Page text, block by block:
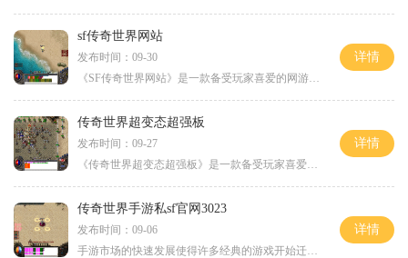
sf传奇世界网站
发布时间：09-30
《SF传奇世界网站》是一款备受玩家喜爱的网游，它以其独特的游戏玩法和精致的画面效果征服了无数玩家的心。作为一款传奇类型的游戏，SF传奇世界网站融合了经典的传奇元素与创新
详情
传奇世界超变态超强板
发布时间：09-27
《传奇世界超变态超强板》是一款备受玩家喜爱的经典传奇网游，在整合传奇世界游戏的基础上进行超级升级，为玩家带来了全新的冒险体验。以下将为大家详细介绍这款游戏的具体玩
详情
传奇世界手游私sf官网3023
发布时间：09-06
手游市场的快速发展使得许多经典的游戏开始迁移至移动平台，传奇世界手游私sf官网3023就是其中之一。作为一款历史悠久且深受玩家喜爱的经典游戏，传奇世界在手游版的推出无疑是
详情